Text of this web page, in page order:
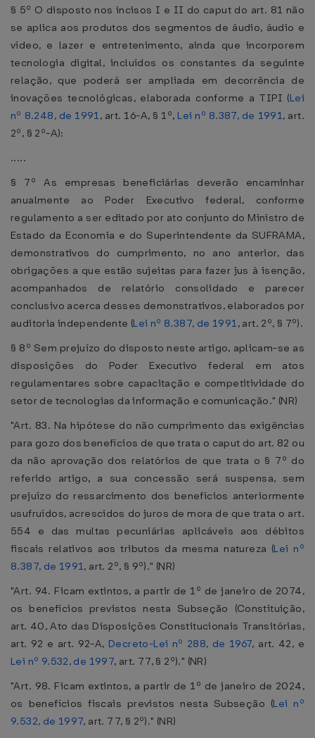
§ 5º O disposto nos incisos I e II do caput do art. 81 não
se aplica aos produtos dos segmentos de áudio, áudio e
vídeo, e lazer e entretenimento, ainda que incorporem
tecnologia digital, incluídos os constantes da seguinte
relação, que poderá ser ampliada em decorrência de
inovações tecnológicas, elaborada conforme a TIPI (Lei
nº 8.248, de 1991, art. 16-A, § 1º, Lei nº 8.387, de 1991, art.
2º, § 2º-A):
.....
§ 7º As empresas beneficiárias deverão encaminhar
anualmente ao Poder Executivo federal, conforme
regulamento a ser editado por ato conjunto do Ministro de
Estado da Economia e do Superintendente da SUFRAMA,
demonstrativos do cumprimento, no ano anterior, das
obrigações a que estão sujeitas para fazer jus à isenção,
acompanhados de relatório consolidado e parecer
conclusivo acerca desses demonstrativos, elaborados por
auditoria independente (Lei nº 8.387, de 1991, art. 2º, § 7º).
§ 8º Sem prejuízo do disposto neste artigo, aplicam-se as
disposições do Poder Executivo federal em atos
regulamentares sobre capacitação e competitividade do
setor de tecnologias da informação e comunicação." (NR)
"Art. 83. Na hipótese do não cumprimento das exigências
para gozo dos benefícios de que trata o caput do art. 82 ou
da não aprovação dos relatórios de que trata o § 7º do
referido artigo, a sua concessão será suspensa, sem
prejuízo do ressarcimento dos benefícios anteriormente
usufruídos, acrescidos do juros de mora de que trata o art.
554 e das multas pecuniárias aplicáveis aos débitos
fiscais relativos aos tributos da mesma natureza (Lei nº
8.387, de 1991, art. 2º, § 9º)." (NR)
"Art. 94. Ficam extintos, a partir de 1º de janeiro de 2074,
os benefícios previstos nesta Subseção (Constituição,
art. 40, Ato das Disposições Constitucionais Transitórias,
art. 92 e art. 92-A, Decreto-Lei nº 288, de 1967, art. 42, e
Lei nº 9.532, de 1997, art. 77, § 2º)." (NR)
"Art. 98. Ficam extintos, a partir de 1º de janeiro de 2024,
os benefícios fiscais previstos nesta Subseção (Lei nº
9.532, de 1997, art. 77, § 2º)." (NR)